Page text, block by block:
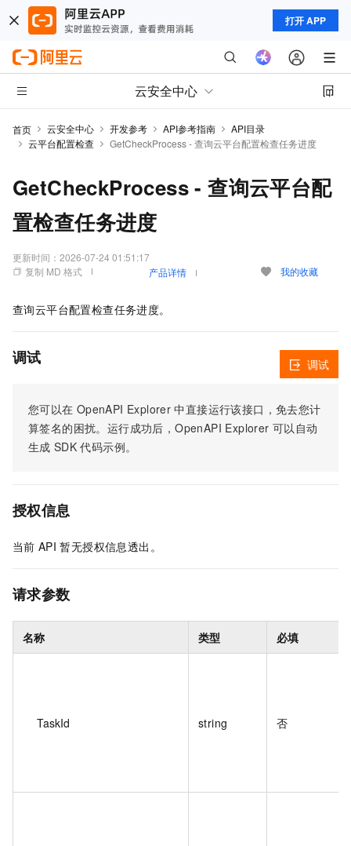
打开 APP
云安全中心
首页 云安全中心 开发参考 API参考指南
API目录
云平台配置检查
GetCheckProcess - 查询云平台配置检查任务进度
GetCheckProcess - 查询云平台配
置检查任务进度
更新时间： 2026-07-24 01:51:17
复制 MD 格式
产品详情 我的收藏
查询云平台配置检查任务进度。
调试
您可以在 OpenAPI Explorer 中直接运行该接口，免去您计
算签名的困扰。运行成功后，OpenAPI Explorer 可以自动
生成 SDK 代码示例。
调试
授权信息
当前 API 暂无授权信息透出。
请求参数
名称 类型 必填
TaskId string 否